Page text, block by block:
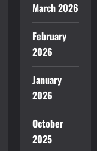
March 2026
February
2026
January
2026
October
2025